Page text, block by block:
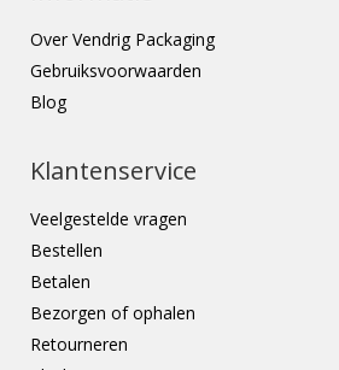
Over Vendrig Packaging
Gebruiksvoorwaarden
Blog
Klantenservice
Veelgestelde vragen
Bestellen
Betalen
Bezorgen of ophalen
Retourneren